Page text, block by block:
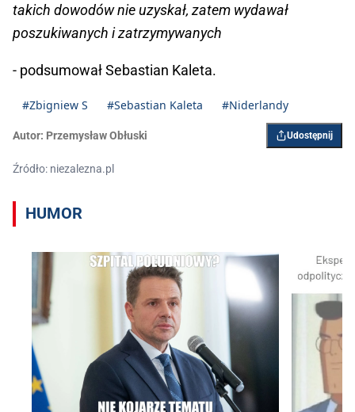
takich dowodów nie uzyskał, zatem wydawał
poszukiwanych i zatrzymywanych
- podsumował Sebastian Kaleta.
#Zbigniew S #Sebastian Kaleta #Niderlandy
Autor: Przemysław Obłuski Udostępnij
Źródło: niezalezna.pl
HUMOR